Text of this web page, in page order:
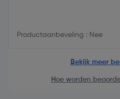
Productaanbeveling : Nee
Bekijk meer
Hoe worden